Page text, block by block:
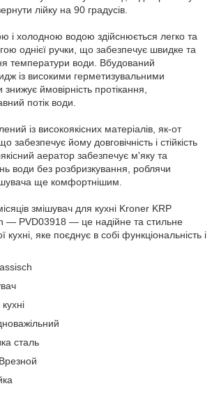
лійку на 90 градусів.
і холодною водою здійснюється легко та
однієї ручки, що забезпечує швидке та
температури води. Вбудований
із високими герметизувальними
ймовірність протікання,
потік води.
із високоякісних матеріалів, як-от
забезпечує йому довговічність і стійкість
аератор забезпечує м'яку та
води без розбризкування, роблячи
ще комфортнішим.
змішувач для кухні Kroner KRP
— PVD03918 — це надійне та стильне
яке поєднує в собі функціональність і
сталь